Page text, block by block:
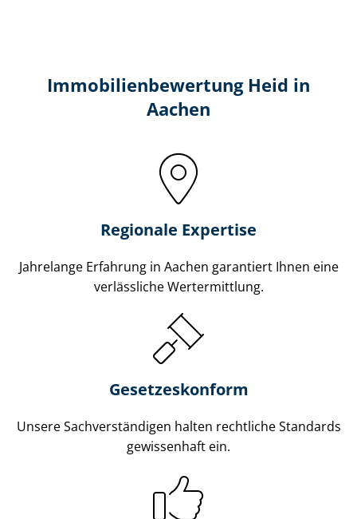
Immobilien­bewertung Heid in
Aachen
Regionale Expertise
Jahrelange Erfahrung in Aachen garantiert Ihnen eine
verlässliche Wertermittlung.
Gesetzes­konform
Unsere Sach­ver­stän­di­gen halten rechtliche Standards
gewissenhaft ein.